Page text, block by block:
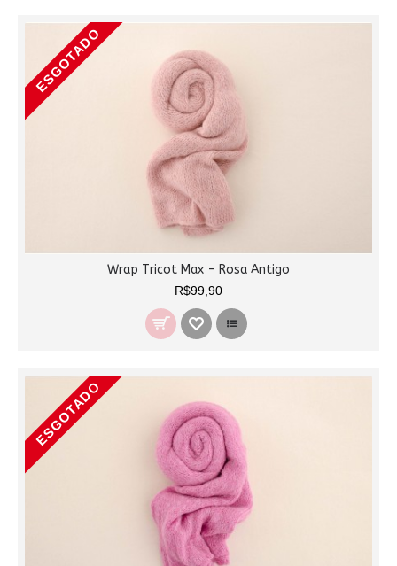
ESGOTADO
Wrap Tricot Max - Rosa Antigo
R$99,90
ESGOTADO